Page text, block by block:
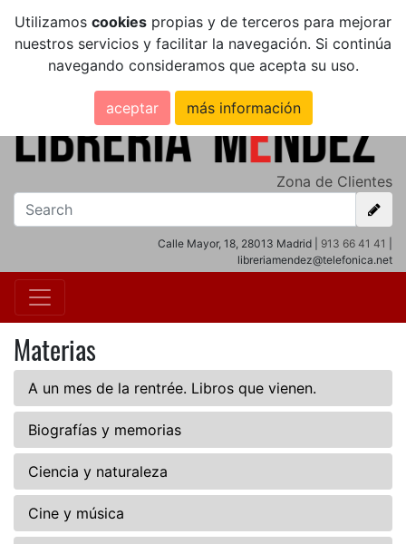
Utilizamos cookies propias y de terceros para mejorar
nuestros servicios y facilitar la navegación. Si continúa
navegando consideramos que acepta su uso.
aceptar más información
Zona de Clientes
Calle Mayor, 18, 28013 Madrid | 913 66 41 41
libreriamendez@telefonica.net
Materias
A un mes de la rentrée. Libros que vienen.
Biografías y memorias
Ciencia y naturaleza
Cine y música